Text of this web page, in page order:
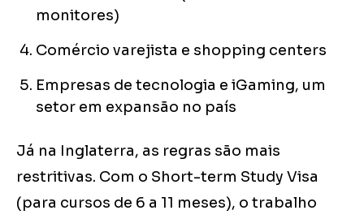
monitores)
Comércio varejista e shopping centers
Empresas de tecnologia e iGaming, um
setor em expansão no país
Já na Inglaterra, as regras são mais
restritivas. Com o Short-term Study Visa
(para cursos de 6 a 11 meses), o trabalho